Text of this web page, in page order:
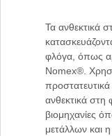
Τα ανθεκτικά
φλόγα, όπως
Nomex®.
ανθεκτικά στη
βιομηχανίες
μετάλλων και